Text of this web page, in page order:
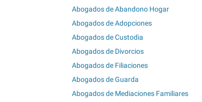
Abogados de Abandono Hogar
Abogados de Adopciones
Abogados de Custodia
Abogados de Divorcios
Abogados de Filiaciones
Abogados de Guarda
Abogados de Mediaciones Familiares